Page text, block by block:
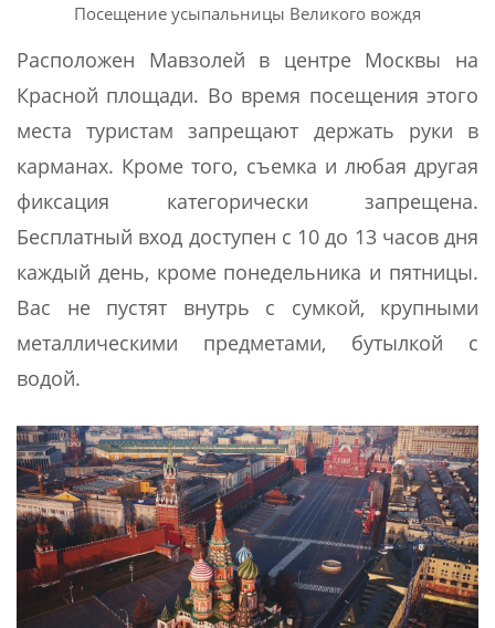
Посещение усыпальницы Великого вождя
Расположен Мавзолей в центре Москвы на
Красной площади. Во время посещения этого
места туристам запрещают держать руки в
карманах. Кроме того, съемка и любая другая
фиксация категорически запрещена.
Бесплатный вход доступен с 10 до 13 часов дня
каждый день, кроме понедельника и пятницы.
Вас не пустят внутрь с сумкой, крупными
металлическими предметами, бутылкой с
водой.